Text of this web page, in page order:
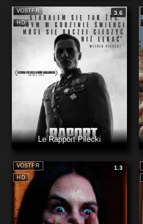
HD
VOSTFR 3.6
Le Rapport Pilecki
HD
VOSTFR 1.3